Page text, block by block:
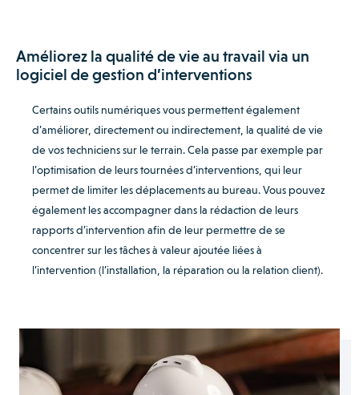
Améliorez la qualité de vie au travail via un
logiciel de gestion d’interventions
Certains outils numériques vous permettent également
d’améliorer, directement ou indirectement, la qualité de vie
de vos techniciens sur le terrain. Cela passe par exemple par
l’optimisation de leurs tournées d’interventions, qui leur
permet de limiter les déplacements au bureau. Vous pouvez
également les accompagner dans la rédaction de leurs
rapports d’intervention afin de leur permettre de se
concentrer sur les tâches à valeur ajoutée liées à
l’intervention (l’installation, la réparation ou la relation client).